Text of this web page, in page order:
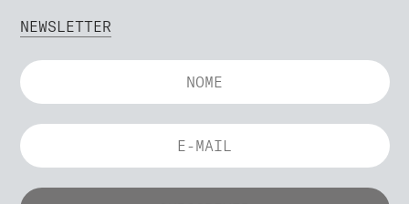
NEWSLETTER